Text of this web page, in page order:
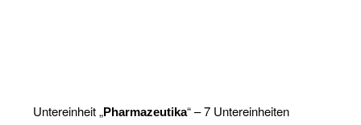
Un­ter­ein­heit „Phar­ma­zeu­ti­ka“ – 7 Un­ter­ein­hei­ten